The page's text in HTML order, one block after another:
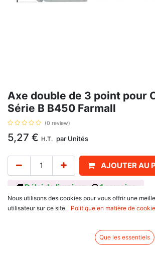
Axe double de 3 point pour
Série B B450 Farmall
(0 review)
5,27 € H.T. par Unités
AJOUTER AU
Délai de livraison : 1 semaine
catégorie 1 et 2, 19/25 mm x 77+43mm, avec pour
Informations complémentaires:
Nous utilisons des cookies pour vous offrir une
utilisateur sur ce site.
Politique en matière de
Que les essentiels